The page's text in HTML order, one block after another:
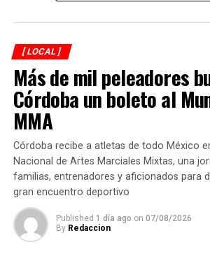
área, Dennis Araceli Lira Tosqui.
expedientes de estudiantes que en
fueron favorecidos, se aplicará un
trabajo, a fin de que haya una entrega
becas en las escuelas beneficiadas;
que son elegidas por la autoridad, de
dispersadas entre las 39 comunidades
por cada Agencia y Subagencia
administraciones anteriores solo se
comunidades.
“Para el siguiente ciclo escolar se
beneficio llegue a 40 escuelas de
[ LOCAL ]
Más de mil peleadores
Córdoba un boleto al
MMA
Córdoba recibe a atletas de todo México
Nacional de Artes Marciales Mixtas, una
familias, entrenadores y aficionados para
gran encuentro deportivo
Published 1 día ago on 07/08/2026
By Redaccion